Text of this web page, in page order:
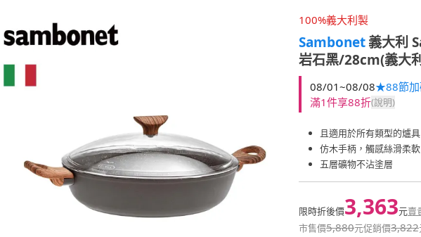
100%義大利製
Sambonet義大利
岩石黑/28cm(義大
08/01~08/08★88節
滿1件享88折(說明)
且適用於所有類型的爐具
仿木手柄，觸感絲滑柔軟
五層礦物不沾塗層
限時折後價3,363元賣
市售價5,880元促銷價3,822